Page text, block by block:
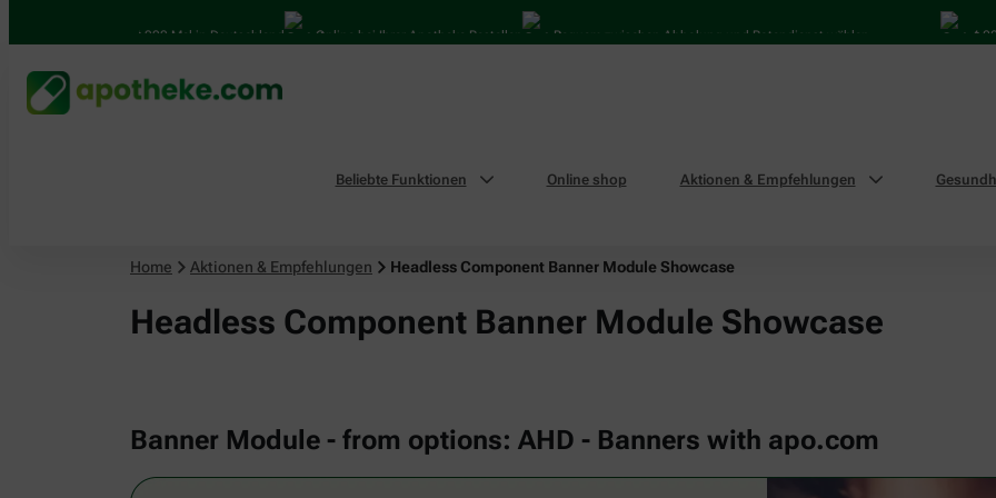
4.000 Mal in Deutschland Online bei Ihrer Apotheke Bestellen Bequem zwischen Abholung und Botendienst wählen 4.000
Beliebte Funktionen Online shop Aktionen & Empfehlungen
Home Aktionen & Empfehlungen Headless Component Banner Module Showcase
Headless Component Banner Module Showcase
Banner Module - from options: AHD - Banners with apo.com